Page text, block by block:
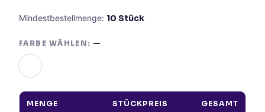
Mindestbestellmenge: 10 Stück
FARBE WÄHLEN: —
MENGE STÜCKPREIS GESAMT